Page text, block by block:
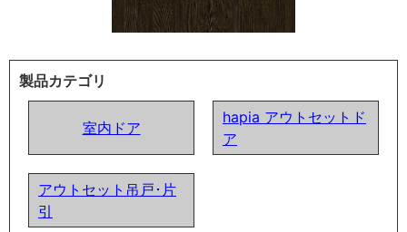
製品カテゴリ
室内ドア
hapia アウトセットド
ア
アウトセット吊戸･片
引